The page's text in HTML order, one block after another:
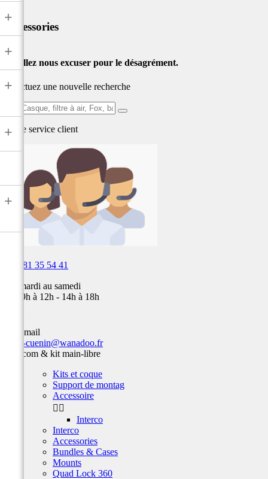
+
+
+
+
+
Accessories
Veuillez nous excuser pour le désagrément.
Effectuez une nouvelle recherche
Ex:
batterie
Notre service client
03 81 35 54 41
Du mardi au samedi
de 09h à 12h - 14h à 18h
Par email
team-cuenin@wanadoo.fr
Intercom & kit main-libre
Kits et coque
Support de montag
Accessoire
 
Interco
Interco
Accessories
Bundles & Cases
Mounts
Quad Lock 360